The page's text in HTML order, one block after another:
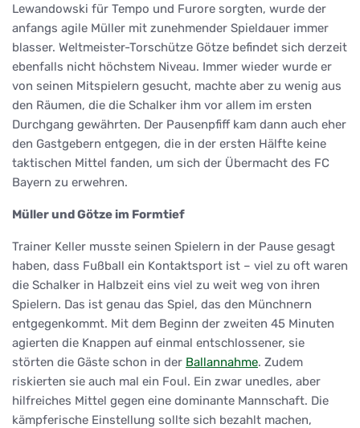
Lewandowski für Tempo und Furore sorgten, wurde der
anfangs agile Müller mit zunehmender Spieldauer immer
blasser. Weltmeister-Torschütze Götze befindet sich derzeit
ebenfalls nicht höchstem Niveau. Immer wieder wurde er
von seinen Mitspielern gesucht, machte aber zu wenig aus
den Räumen, die die Schalker ihm vor allem im ersten
Durchgang gewährten. Der Pausenpfiff kam dann auch eher
den Gastgebern entgegen, die in der ersten Hälfte keine
taktischen Mittel fanden, um sich der Übermacht des FC
Bayern zu erwehren.
Müller und Götze im Formtief
Trainer Keller musste seinen Spielern in der Pause gesagt
haben, dass Fußball ein Kontaktsport ist – viel zu oft waren
die Schalker in Halbzeit eins viel zu weit weg von ihren
Spielern. Das ist genau das Spiel, das den Münchnern
entgegenkommt. Mit dem Beginn der zweiten 45 Minuten
agierten die Knappen auf einmal entschlossener, sie
störten die Gäste schon in der Ballannahme. Zudem
riskierten sie auch mal ein Foul. Ein zwar unedles, aber
hilfreiches Mittel gegen eine dominante Mannschaft. Die
kämpferische Einstellung sollte sich bezahlt machen,